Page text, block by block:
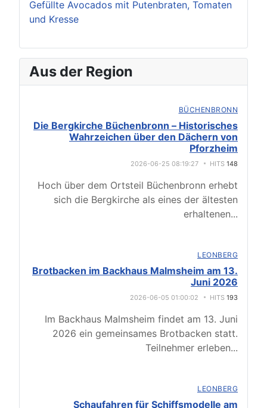
Gefüllte Avocados mit Putenbraten, Tomaten
und Kresse
Aus der Region
BÜCHENBRONN
Die Bergkirche Büchenbronn – Historisches
Wahrzeichen über den Dächern von
Pforzheim
2026-06-25 08:19:27 HITS 148
Hoch über dem Ortsteil Büchenbronn erhebt
sich die Bergkirche als eines der ältesten
erhaltenen...
LEONBERG
Brotbacken im Backhaus Malmsheim am 13.
Juni 2026
2026-06-05 01:00:02 HITS 193
Im Backhaus Malmsheim findet am 13. Juni
2026 ein gemeinsames Brotbacken statt.
Teilnehmer erleben...
LEONBERG
Schaufahren für Schiffsmodelle am